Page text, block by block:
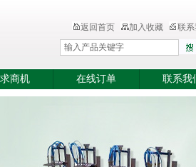
返回首页 加入收藏 联系
商机 在线订单 联系我